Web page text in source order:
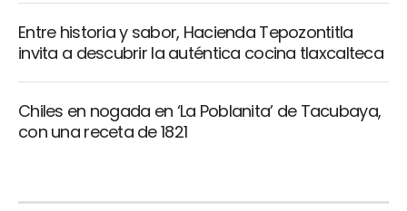
Entre historia y sabor, Hacienda Tepozontitla
invita a descubrir la auténtica cocina tlaxcalteca
Chiles en nogada en ‘La Poblanita’ de Tacubaya,
con una receta de 1821